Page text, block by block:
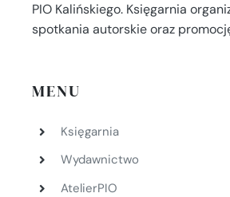
PIO Kalińskiego. Księgarnia
spotkania autorskie oraz
MENU
Księgarnia
Wydawnictwo
AtelierPIO